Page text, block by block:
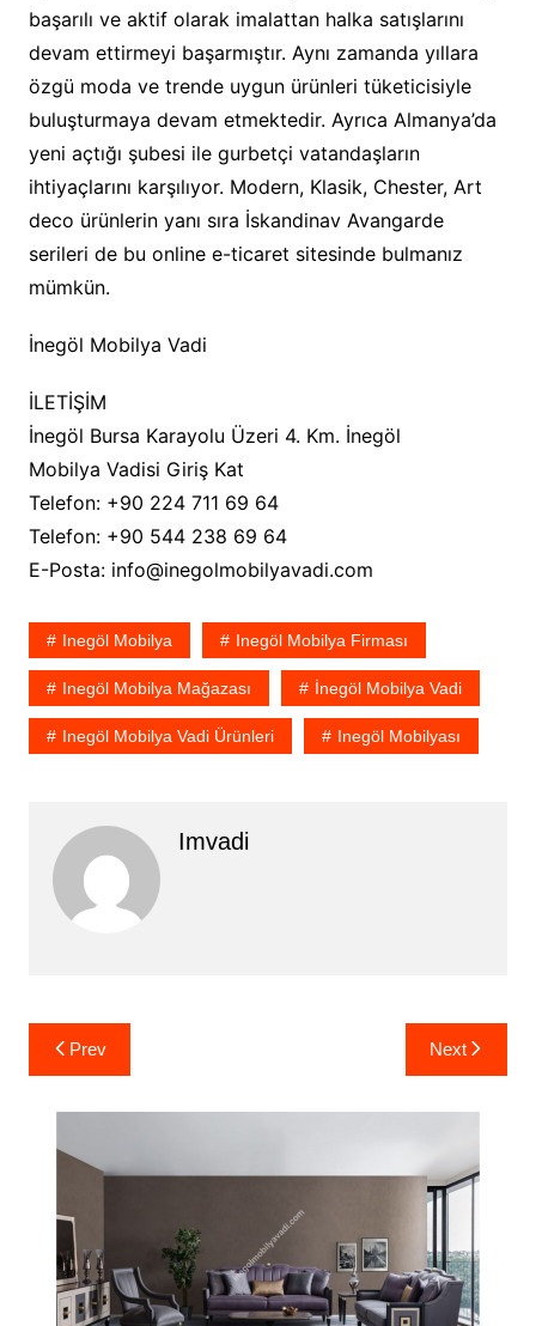
başarılı ve aktif olarak imalattan halka satışlarını
devam ettirmeyi başarmıştır. Aynı zamanda yıllara
özgü moda ve trende uygun ürünleri tüketicisiyle
buluşturmaya devam etmektedir. Ayrıca Almanya’da
yeni açtığı şubesi ile gurbetçi vatandaşların
ihtiyaçlarını karşılıyor. Modern, Klasik, Chester, Art
deco ürünlerin yanı sıra İskandinav Avangarde
serileri de bu online e-ticaret sitesinde bulmanız
mümkün.
İnegöl Mobilya Vadi
İLETİŞİM
İnegöl Bursa Karayolu Üzeri 4. Km. İnegöl
Mobilya Vadisi Giriş Kat
Telefon: +90 224 711 69 64
Telefon: +90 544 238 69 64
E-Posta: info@inegolmobilyavadi.com
Inegöl Mobilya Inegöl Mobilya Firması
Inegöl Mobilya Mağazası İnegöl Mobilya Vadi
Inegöl Mobilya Vadi Ürünleri Inegöl Mobilyası
Imvadi
Yazı
gezinmesi
Prev Next